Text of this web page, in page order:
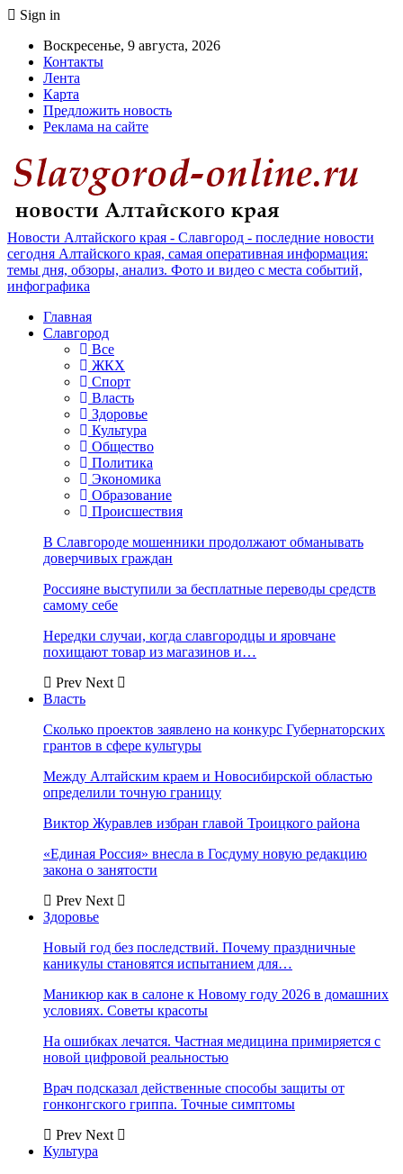
Sign in
Воскресенье, 9 августа, 2026
Контакты
Лента
Карта
Предложить новость
Реклама на сайте
Новости Алтайского края - Славгород - последние новости
сегодня Алтайского края, самая оперативная информация:
темы дня, обзоры, анализ. Фото и видео с места событий,
инфографика
Главная
Славгород
Все
ЖКХ
Спорт
Власть
Здоровье
Культура
Общество
Политика
Экономика
Образование
Происшествия
В Славгороде мошенники продолжают обманывать
доверчивых граждан
Россияне выступили за бесплатные переводы средств
самому себе
Нередки случаи, когда славгородцы и яровчане
похищают товар из магазинов и…
Prev Next
Власть
Сколько проектов заявлено на конкурс Губернаторских
грантов в сфере культуры
Между Алтайским краем и Новосибирской областью
определили точную границу
Виктор Журавлев избран главой Троицкого района
«Единая Россия» внесла в Госдуму новую редакцию
закона о занятости
Prev Next
Здоровье
Новый год без последствий. Почему праздничные
каникулы становятся испытанием для…
Маникюр как в салоне к Новому году 2026 в домашних
условиях. Советы красоты
На ошибках лечатся. Частная медицина примиряется с
новой цифровой реальностью
Врач подсказал действенные способы защиты от
гонконгского гриппа. Точные симптомы
Prev Next
Культура